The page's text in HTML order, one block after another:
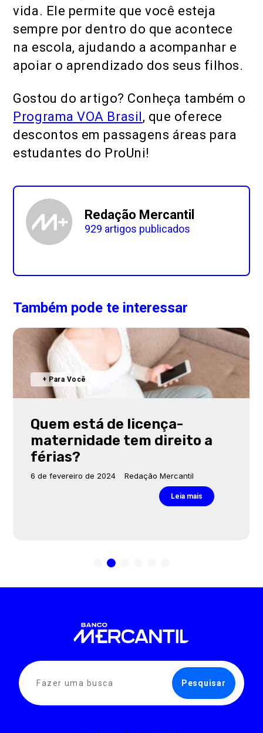
vida. Ele permite que você esteja
sempre por dentro do que acontece
na escola, ajudando a acompanhar e
apoiar o aprendizado dos seus filhos.
Gostou do artigo? Conheça também o
Programa VOA Brasil, que oferece
descontos em passagens áreas para
estudantes do ProUni!
Redação Mercantil
929 artigos publicados
Também pode te interessar
+ Para Você
Quem está de licença-
maternidade tem direito a
férias?
6 de fevereiro de 2024 Redação Mercantil
Leia mais